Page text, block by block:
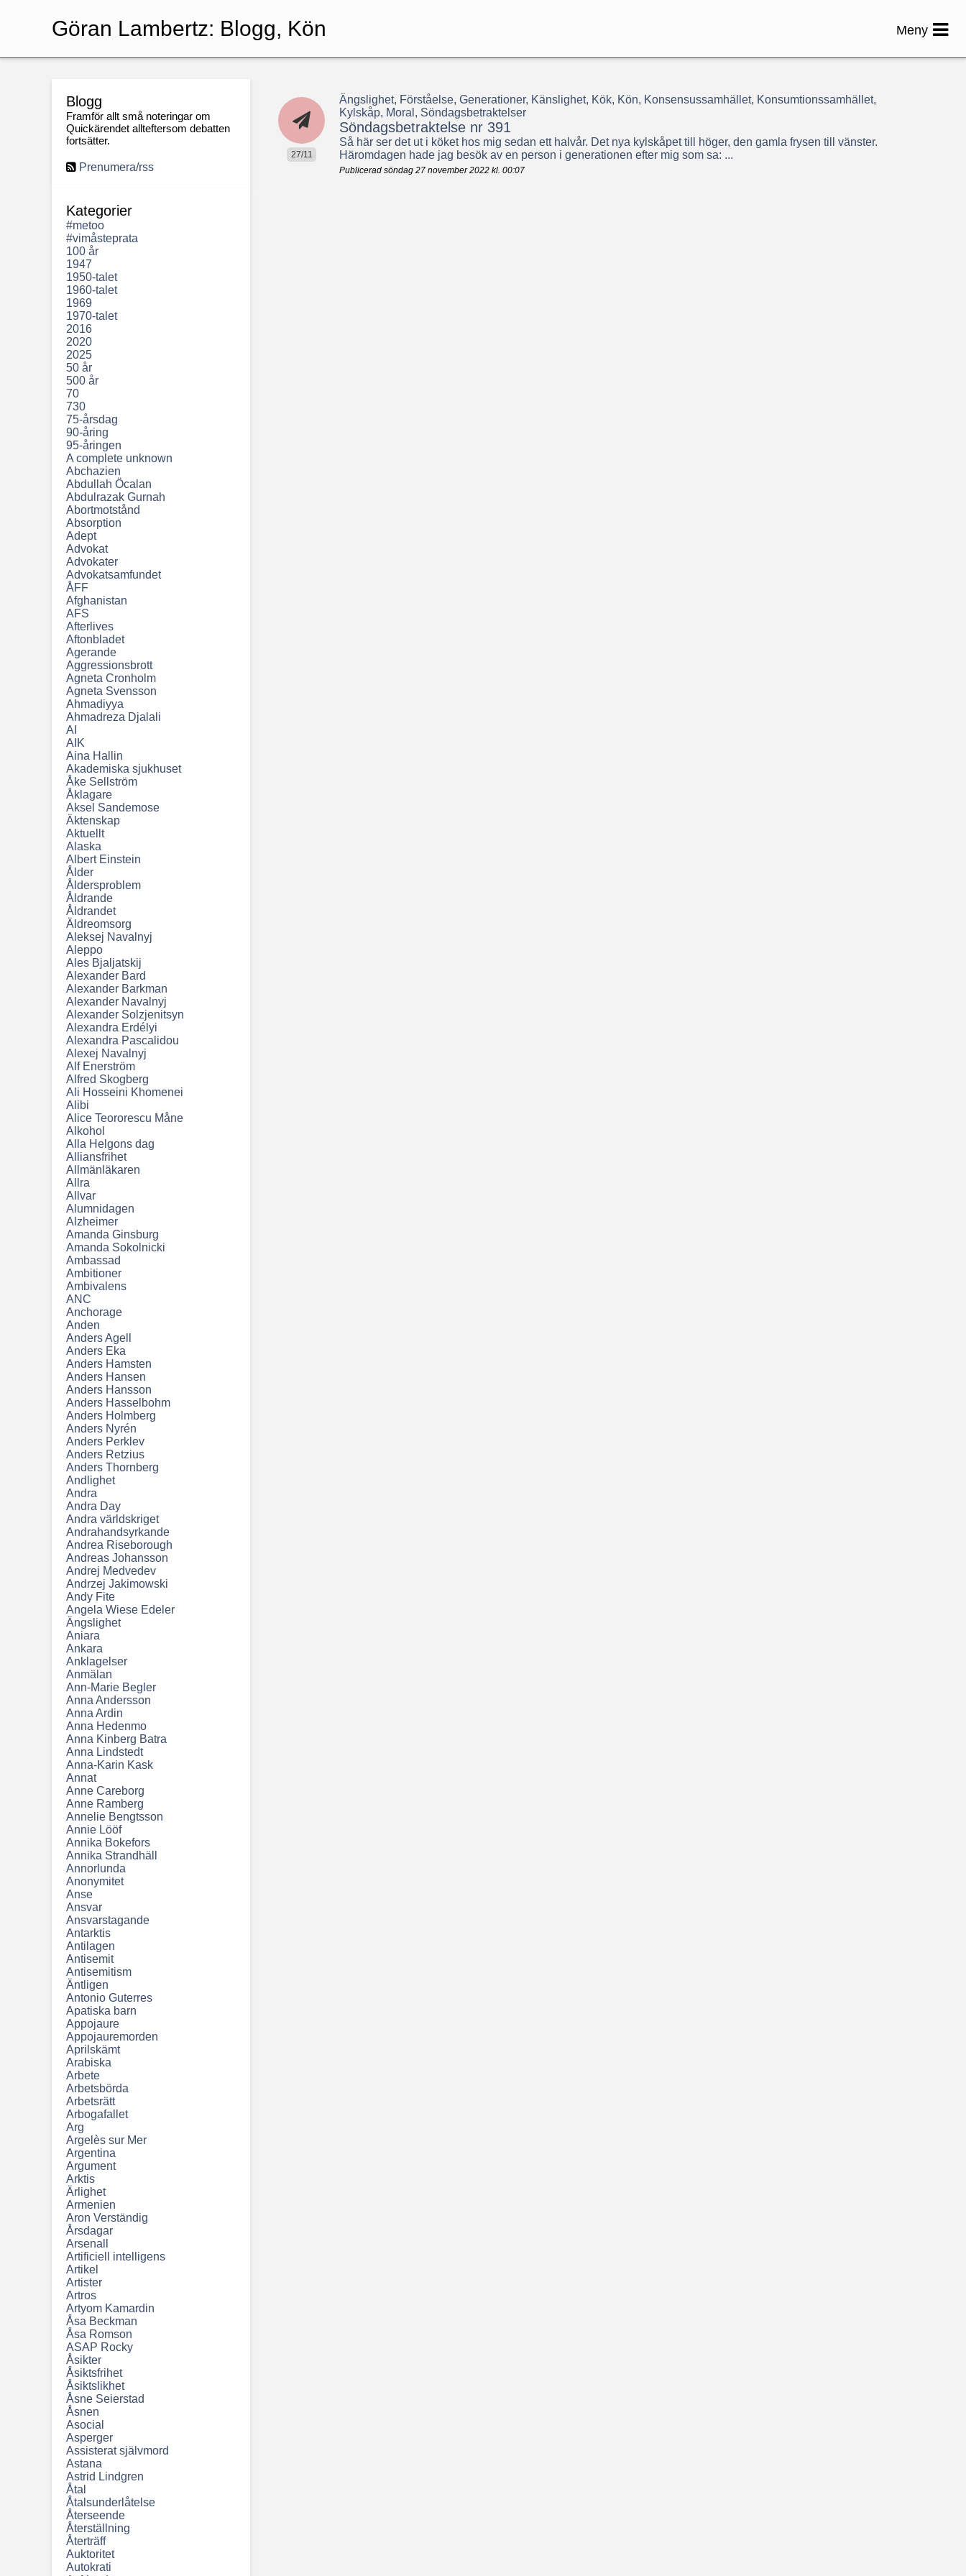
Blogg
Framför allt små noteringar om
Quickärendet allteftersom debatten
fortsätter.
Prenumera/rss
Kategorier
#metoo
#vimåsteprata
100 år
1947
1950-talet
1960-talet
1969
1970-talet
2016
2020
2025
50 år
500 år
70
730
75-årsdag
90-åring
95-åringen
A complete unknown
Abchazien
Abdullah Öcalan
Abdulrazak Gurnah
Abortmotstånd
Absorption
Adept
Advokat
Advokater
Advokatsamfundet
ÅFF
Afghanistan
AFS
Afterlives
Aftonbladet
Agerande
Aggressionsbrott
Agneta Cronholm
Agneta Svensson
Ahmadiyya
Ahmadreza Djalali
AI
AIK
Aina Hallin
Akademiska sjukhuset
Åke Sellström
Åklagare
Aksel Sandemose
Äktenskap
Aktuellt
Alaska
Albert Einstein
Ålder
Åldersproblem
Åldrande
Åldrandet
Äldreomsorg
Aleksej Navalnyj
Aleppo
Ales Bjaljatskij
Alexander Bard
Alexander Barkman
Alexander Navalnyj
Alexander Solzjenitsyn
Alexandra Erdélyi
Alexandra Pascalidou
Alexej Navalnyj
Alf Enerström
Alfred Skogberg
Ali Hosseini Khomenei
Alibi
Alice Teororescu Måne
Alkohol
Alla Helgons dag
Alliansfrihet
Allmänläkaren
Allra
Allvar
Alumnidagen
Alzheimer
Amanda Ginsburg
Amanda Sokolnicki
Ambassad
Ambitioner
Ambivalens
ANC
Anchorage
Anden
Anders Agell
Anders Eka
Anders Hamsten
Anders Hansen
Anders Hansson
Anders Hasselbohm
Anders Holmberg
Anders Nyrén
Anders Perklev
Anders Retzius
Anders Thornberg
Andlighet
Andra
Andra Day
Andra världskriget
Andrahandsyrkande
Andrea Riseborough
Andreas Johansson
Andrej Medvedev
Andrzej Jakimowski
Andy Fite
Angela Wiese Edeler
Ängslighet
Aniara
Ankara
Anklagelser
Anmälan
Ann-Marie Begler
Anna Andersson
Anna Ardin
Anna Hedenmo
Anna Kinberg Batra
Anna Lindstedt
Anna-Karin Kask
Annat
Anne Careborg
Anne Ramberg
Annelie Bengtsson
Annie Lööf
Annika Bokefors
Annika Strandhäll
Annorlunda
Anonymitet
Anse
Ansvar
Ansvarstagande
Antarktis
Antilagen
Antisemit
Antisemitism
Äntligen
Antonio Guterres
Apatiska barn
Appojaure
Appojauremorden
Aprilskämt
Arabiska
Arbete
Arbetsbörda
Arbetsrätt
Arbogafallet
Arg
Argelès sur Mer
Argentina
Argument
Arktis
Ärlighet
Armenien
Aron Verständig
Årsdagar
Arsenall
Artificiell intelligens
Artikel
Artister
Artros
Artyom Kamardin
Åsa Beckman
Åsa Romson
ASAP Rocky
Åsikter
Åsiktsfrihet
Åsiktslikhet
Åsne Seierstad
Åsnen
Asocial
Asperger
Assisterat självmord
Astana
Astrid Lindgren
Åtal
Åtalsunderlåtelse
Återseende
Återställning
Återträff
Auktoritet
Autokrati
27/11
Ängslighet, Förståelse, Generationer, Känslighet, Kök, Kön, Konsensussamhället, Konsumtionssamhället,
Kylskåp, Moral, Söndagsbetraktelser
Söndagsbetraktelse nr 391
Så här ser det ut i köket hos mig sedan ett halvår. Det nya kylskåpet till höger, den gamla frysen till vänster.
Häromdagen hade jag besök av en person i generationen efter mig som sa: ...
Publicerad söndag 27 november 2022 kl. 00:07
Göran Lambertz: Blogg, Kön Meny